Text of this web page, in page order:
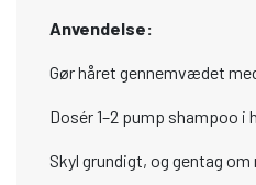
Anvendelse:
Gør håret gennemvædet
Dosér 1–2 pump shampoo i
Skyl grundigt, og gentag